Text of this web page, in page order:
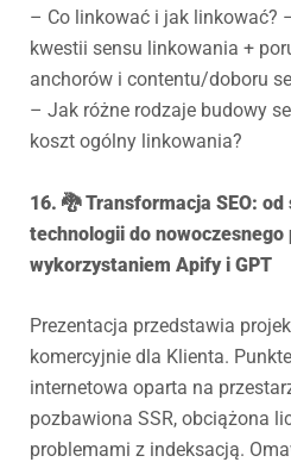
– Co linkować i jak linkować?
kwestii sensu linkowania +
anchorów i contentu/doboru
– Jak różne rodzaje budowy
koszt ogólny linkowania?
16. 🐉 Transformacja SEO:
technologii do nowoczesnego
wykorzystaniem Apify i GPT
Prezentacja przedstawia
komercyjnie dla Klienta.
internetowa oparta na
pozbawiona SSR, obciążona
problemami z indeksacją.